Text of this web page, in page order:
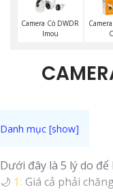
Camera Có DWDR
Imou
Dưới đây là 5 lý do
🌙 1: Giá cả phải